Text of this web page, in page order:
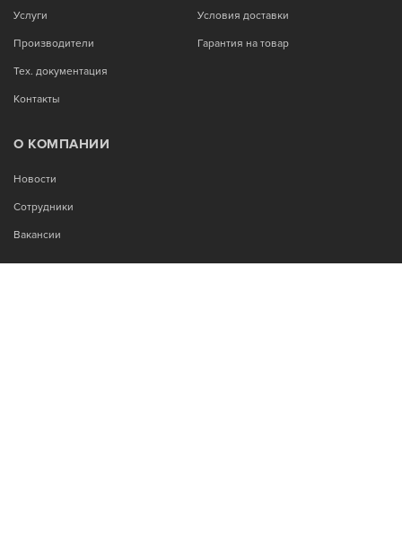
Услуги
Производители
Тех. документация
Контакты
Условия доставки
Гарантия на товар
О КОМПАНИИ
Новости
Сотрудники
Вакансии